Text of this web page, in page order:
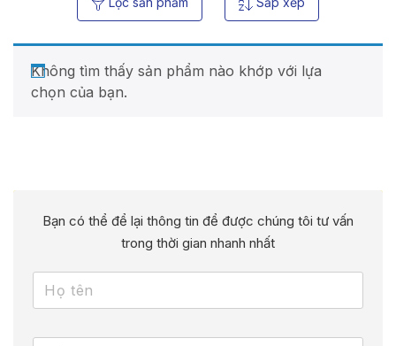
Không tìm thấy sản phẩm nào khớp với lựa
chọn của bạn.
Bạn có thể để lại thông tin để được chúng tôi tư vấn
trong thời gian nhanh nhất